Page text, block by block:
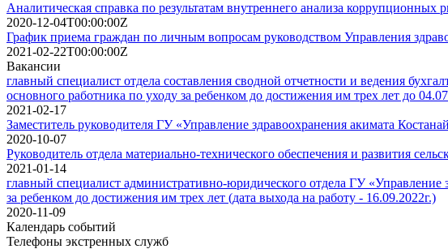
Аналитическая справка по результатам внутреннего анализа коррупционных
2020-12-04T00:00:00Z
График приема граждан по личным вопросам руководством Управления
2021-02-22T00:00:00Z
Вакансии
главный специалист отдела составления сводной отчетности и ведения
основного работника по уходу за ребенком до достижения им трех лет до
2021-02-17
Заместитель руководителя ГУ «Управление здравоохранения акимата
2020-10-07
Руководитель отдела материально-технического обеспечения и развития
2021-01-14
главный специалист административно-юридического отдела ГУ «Управление
за ребенком до достижения им трех лет (дата выхода на работу - 16.09.2022г.)
2020-11-09
Календарь событий
Телефоны экстренных служб